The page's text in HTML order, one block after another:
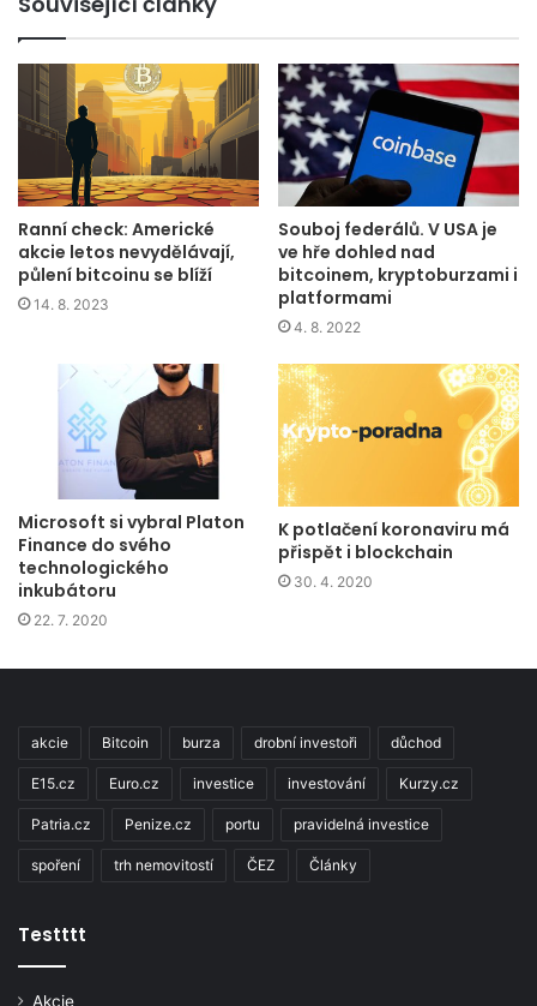
Ranní check: Americké
akcie letos nevydělávají,
půlení bitcoinu se blíží
14. 8. 2023
Souboj federálů. V USA je
ve hře dohled nad
bitcoinem, kryptoburzami i
platformami
4. 8. 2022
Microsoft si vybral Platon
Finance do svého
technologického
inkubátoru
22. 7. 2020
K potlačení koronaviru má
přispět i blockchain
30. 4. 2020
akcie Bitcoin burza drobní investoři důchod
E15.cz Euro.cz investice investování Kurzy.cz
Patria.cz Penize.cz portu pravidelná investice
spoření trh nemovitostí ČEZ Články
Testttt
Akcie